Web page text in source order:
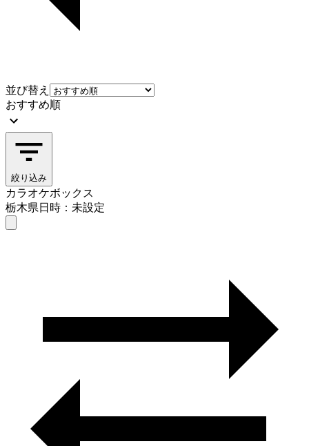
並び替え
おすすめ順
絞り込み
カラオケボックス
栃木県日時：未設定